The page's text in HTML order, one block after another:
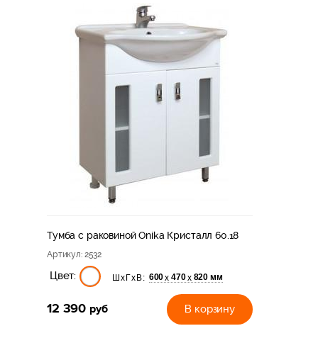
Тумба с раковиной Onika Кристалл 60.18
Артикул: 2532
Цвет: ШхГхВ: 600х 470х 820 мм
12 390 руб В корзину